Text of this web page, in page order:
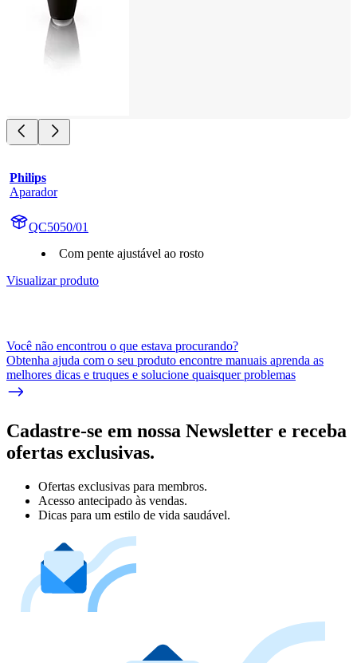
Philips
Aparador
QC5050/01
Com pente ajustável ao rosto
Visualizar produto
Você não encontrou o que estava procurando?
Obtenha ajuda com o seu produto encontre manuais aprenda as
melhores dicas e truques e solucione quaisquer problemas
Cadastre-se em nossa Newsletter e receba
ofertas exclusivas.
Ofertas exclusivas para membros.
Acesso antecipado às vendas.
Dicas para um estilo de vida saudável.